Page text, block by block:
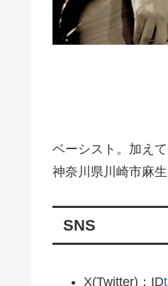
ベーシスト。加え
神奈川県川崎市麻生
SNS
X(Twitter)：ID